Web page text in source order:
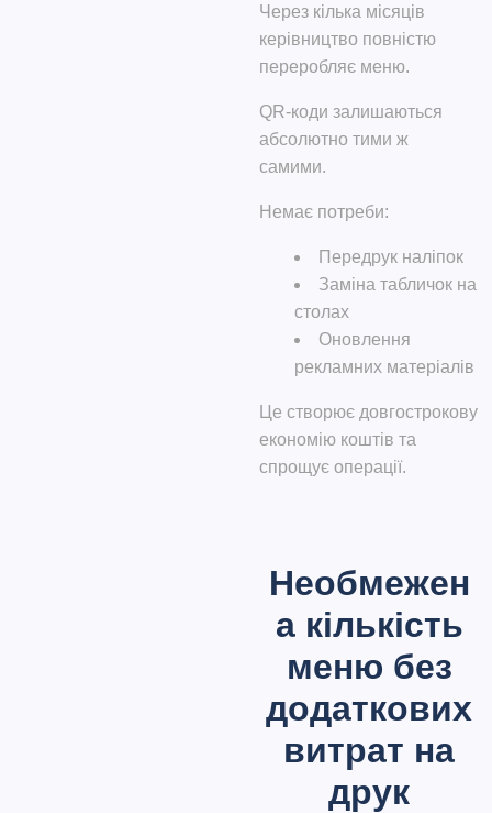
Через кілька місяців
керівництво повністю
переробляє меню.
QR-коди залишаються
абсолютно тими ж
самими.
Немає потреби:
Передрук наліпок
Заміна табличок на
столах
Оновлення
рекламних матеріалів
Це створює довгострокову
економію коштів та
спрощує операції.
Необмежен
а кількість
меню без
додаткових
витрат на
друк